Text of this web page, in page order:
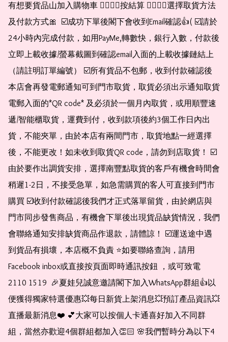
有想要貨品山加入購物車 👉🏻👉🏻按結算 👉🏻👉🏻選擇取貨方法
及付款方式🎀  ☑️成功下單後閣下會收到Email確認👍( ☑️請於
24小時內完成付款，如用PayMe,轉數快，銀行入數，付款後
立即上載收據/螢幕截圖到確認email入面的上載收據鏈結上
（請註明訂單編號） ☑️所有貨品不包郵，收到付款確認後
本店會再發電郵通知可到門市取貨，取貨必須出示通知取貨
電郵入面的*QR code* 及必須於一個月內取貨，或用順豐速
遞/智能櫃取貨，運費到付，收到款項後約3個工作日內出
貨，不能夾單，由於本店有兩間門市，取貨地點一經選擇
後，不能更改！如未收到取貨QR code，請勿到店取貨！ ☑️
由於要作出調貨安排，選擇南豐點取貨的客戶有機會時間會
稍遲1-2日，不接受急單，如急需購買的客人可直接到門市
購買 ☑️收到付款確認後我們才正式落單留貨，由於網店與
門市同步發售商品，有機會下單後出現貨品缺貨情況，我們
會聯絡通知安排缺貨商品作退款，請體諒！ ☑️運送途中遇
到貨品有損壞，本店概不負責 ⭐️如要聯絡查詢，請用
Facebook inbox或直接按頁面即時通訊按鈕 ，或可致電
2110 1519  🎉夏娃兒誠意邀請閣下加入WhatsApp群組👍以
便獲得獨家特選優惠💥每日新貨上架消息💥預訂產品資訊💥
直播最新消息❤️ 💕大家可以按個人卡通喜好加入不同群
組，當然亦歡迎4個群組都加入👏🏻 🌸我們暫時分為以下4